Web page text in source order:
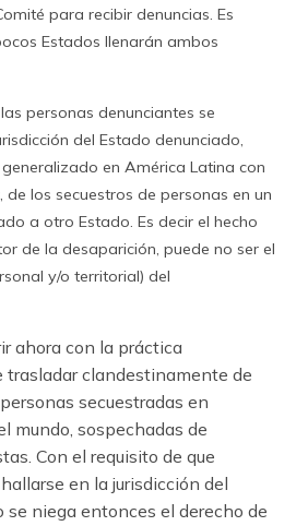
para recibir denuncias. Es
Estados llenarán ambos
personas denunciantes se
del Estado denunciado,
en América Latina con
los secuestros de personas en un
a otro Estado. Es decir el hecho
de la desaparición, puede no ser el
y/o territorial) del
ahora con la práctica
trasladar clandestinamente de
secuestradas en
mundo, sospechadas de
Con el requisito de que
en la jurisdicción del
se niega entonces el derecho de